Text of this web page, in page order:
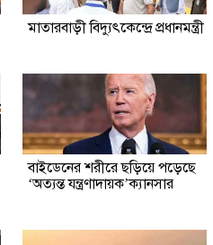
মাতারবাড়ী বিদ্যুৎকেন্দ্রে প্রধানমন্ত্রী
বাইডেনের শরীরে ছড়িয়ে পড়েছে
‘অত্যন্ত যন্ত্রণাদায়ক’ক্যানসার